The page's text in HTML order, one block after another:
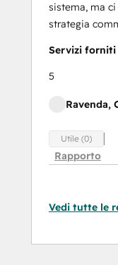
sistema, ma
strategia
Servizi forniti
5
Ravenda,
Utile (0)
Rapporto
Vedi tutte le